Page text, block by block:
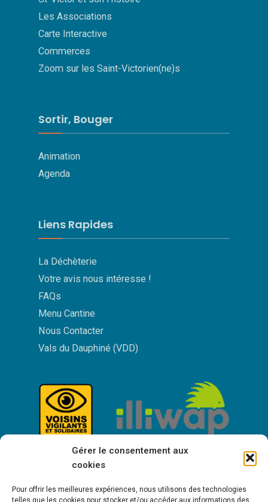
Gérer le consentement aux
cookies
Pour offrir les meilleures expériences, nous utilisons des technologies
telles que les cookies pour stocker et/ou accéder aux informations des
Les Associations
Carte Interactive
Commerces
Zoom sur les Saint-Victorien(ne)s
Sortir, Bouger
Animation
Agenda
Liens Rapides
La Déchèterie
Votre avis nous intéresse !
FAQs
Menu Cantine
Nous Contacter
Vals du Dauphiné (VDD)